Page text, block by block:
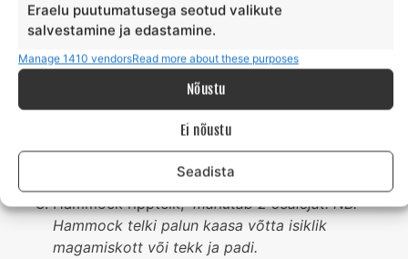
Eraelu puutumatusega seotud valikute
salvestamine ja edastamine.
Manage 1410 vendorsRead more about these purposes
Nõustu
Ei nõustu
Seadista
Glamping telk, mahutab 2 osalejat. Peredele
eraldi glämpingud vastavalt laste
arvule.Glamping telk on sisustatud mööbliga ja
küttekoldega ning kaheinimese voodiga koos
voodipesuga. Lisavoodi võimalus.
Surfibuss, 2 kohta. Surfibuss mahutab kenasti
kaheinimese voodi koos voodipesuga.
Hammock ripptelk,mahutab 2 osalejat. NB!
Hammock telki palun kaasa võtta isiklik
magamiskott või tekk ja padi.